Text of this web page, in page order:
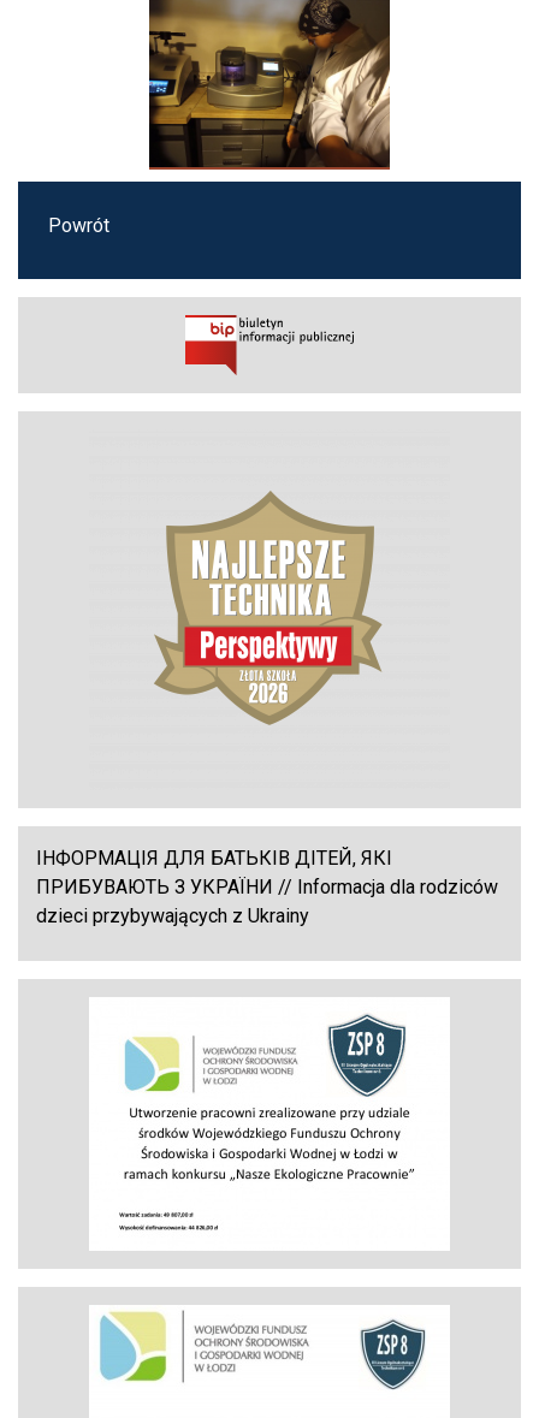
Powrót
ІНФОРМАЦІЯ ДЛЯ БАТЬКІВ ДІТЕЙ, ЯКІ
ПРИБУВАЮТЬ З УКРАЇНИ // Informacja dla rodziców
dzieci przybywających z Ukrainy